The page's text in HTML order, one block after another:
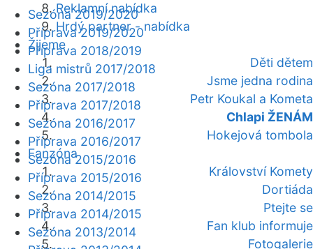
Reklamní nabídka
Hrdý partner - nabídka
Žijeme
Děti dětem
Jsme jedna rodina
Petr Koukal a Kometa
Chlapi ŽENÁM
Hokejová tombola
Fanzóna
Království Komety
Dortiáda
Ptejte se
Fan klub informuje
Fotogalerie
Sezóna 2019/2020
Příprava 2019/2020
Příprava 2018/2019
Liga mistrů 2017/2018
Sezóna 2017/2018
Příprava 2017/2018
Sezóna 2016/2017
Příprava 2016/2017
Sezóna 2015/2016
Příprava 2015/2016
Sezóna 2014/2015
Příprava 2014/2015
Sezóna 2013/2014